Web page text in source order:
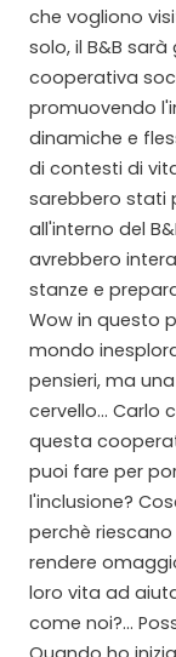
che vogliono
solo, il B&B
cooperativa
promuovendo
dinamiche e
di contesti di
sarebbero stati
all'interno del
avrebbero
stanze e
Wow in questo
mondo
pensieri, ma
cervello... Carlo
questa
puoi fare per
l'inclusione?
perchè
rendere
loro vita ad
come noi?...